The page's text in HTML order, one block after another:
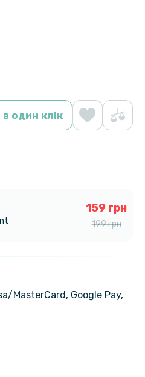
один клік
159 грн
199 грн
MasterСard, Google Pay,